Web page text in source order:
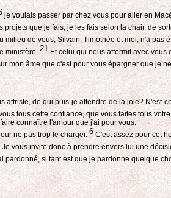
je voulais passer par chez vous pour aller en
que je fais, je les fais selon la chair, de
de vous, Silvain, Timothée et moi, n'a pas
ministère. 21Et celui qui nous affermit avec vous
mon âme que c'est pour vous épargner que je
attriste, de qui puis-je attendre de la joie? N'est-
tous cette confiance, que vous faites tous
connaître l'amour que j'ai pour vous.
ne pas trop le charger. 6 C'est assez pour cet
Je vous invite donc à prendre envers lui une
si tant est que je pardonne quelque